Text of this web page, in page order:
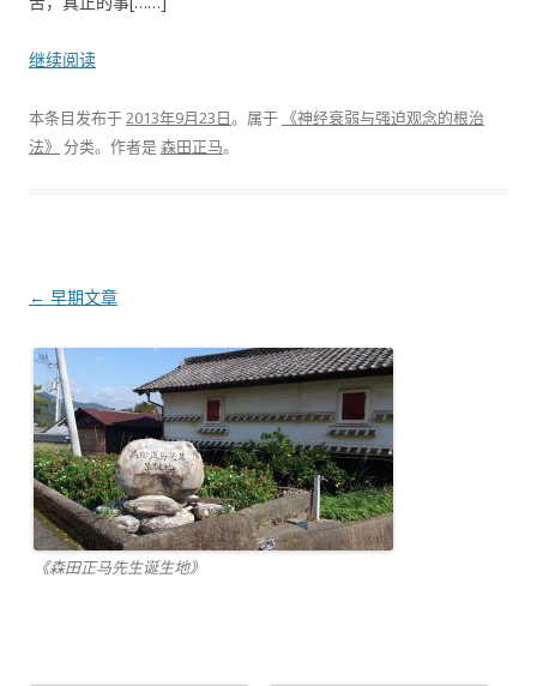
继续阅读
本条目发布于2013年9月23日。属于 《神经衰弱与强迫观念的根治
法》 分类。 作者是森田正马。
文章导航
← 早期文章
《森田正马先生诞生地》